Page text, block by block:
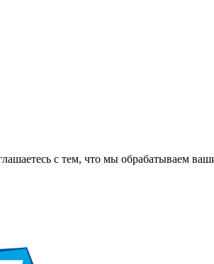
с тем, что мы обрабатываем